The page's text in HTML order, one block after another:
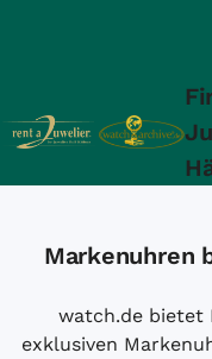
Markenuhren
watch.de bietet
exklusiven